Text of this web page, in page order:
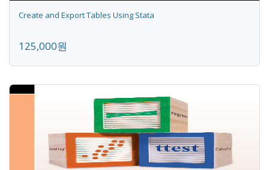
Create and Export Tables Using Stata
125,000원